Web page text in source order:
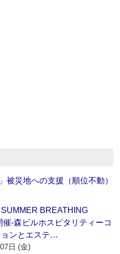
被災地への支援（順位不動）
SUMMER BREATHING
催‐森ビルホスピタリティーコ
ョンとエステ…
日 (金)